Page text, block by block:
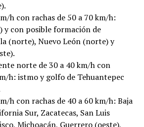
h con rachas de 50 a 70 km/h:
y con posible formación de
(norte), Nuevo León (norte) y
norte de 30 a 40 km/h con
h: istmo y golfo de Tehuantepec
h con rachas de 40 a 60 km/h: Baja
Sur, Zacatecas, San Luis
Michoacán, Guerrero (oeste),